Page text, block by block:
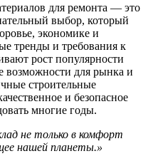
для ремонта — это
выбор, который
экономике и
тренды и требования к
рост популярности
возможности для рынка и
строительные
и безопасное
многие годы.
не только в комфорт
нашей планеты.»